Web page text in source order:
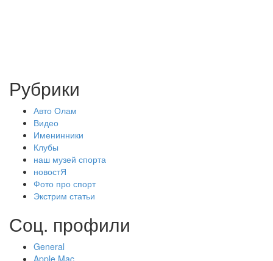
Рубрики
Авто Олам
Видео
Именинники
Клубы
наш музей спорта
новостЯ
Фото про спорт
Экстрим статьи
Соц. профили
General
Apple Mac